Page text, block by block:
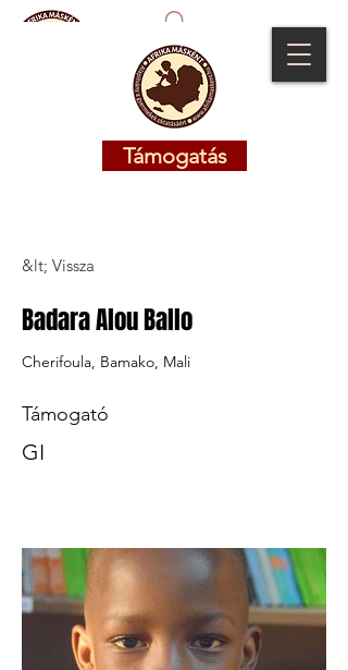
Támogatás
Támogatás
&lt; Vissza
Badara Alou Ballo
Cherifoula, Bamako, Mali
Támogató
GI